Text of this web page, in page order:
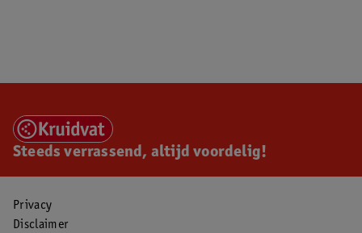
Steeds verrassend, altijd voordelig!
Privacy
Disclaimer